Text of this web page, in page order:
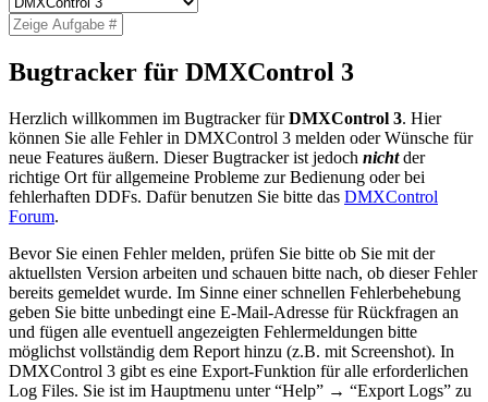
Bugtracker für DMXControl 3
Herzlich willkommen im Bugtracker fürDMXControl 3. Hier
können Sie alle Fehler in DMXControl 3 melden oder Wünsche für
neue Features äußern. Dieser Bugtracker ist jedoch nichtder
richtige Ort für allgemeine Probleme zur Bedienung oder bei
fehlerhaften DDFs. Dafür benutzen Sie bitte das DMXControl
Forum.
Bevor Sie einen Fehler melden, prüfen Sie bitte ob Sie mit der
aktuellsten Version arbeiten und schauen bitte nach, ob dieser Fehler
bereits gemeldet wurde. Im Sinne einer schnellen Fehlerbehebung
geben Sie bitte unbedingt eine E-Mail-Adresse für Rückfragen an
und fügen alle eventuell angezeigten Fehlermeldungen bitte
möglichst vollständig dem Report hinzu (z.B. mit Screenshot). In
DMXControl 3 gibt es eine Export-Funktion für alle erforderlichen
Log Files. Sie ist im Hauptmenu unter “Help” → “Export Logs” zu